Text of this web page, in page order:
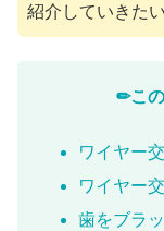
紹介していきた
✏︎こ
ワイヤー
ワイヤー
歯をブラ